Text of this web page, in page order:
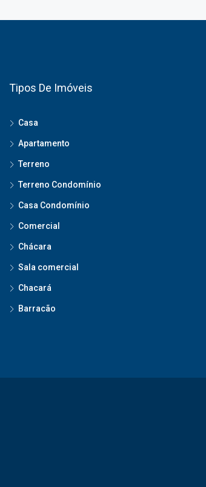
Tipos De Imóveis
Casa
Apartamento
Terreno
Terreno Condomínio
Casa Condomínio
Comercial
Chácara
Sala comercial
Chacará
Barracão